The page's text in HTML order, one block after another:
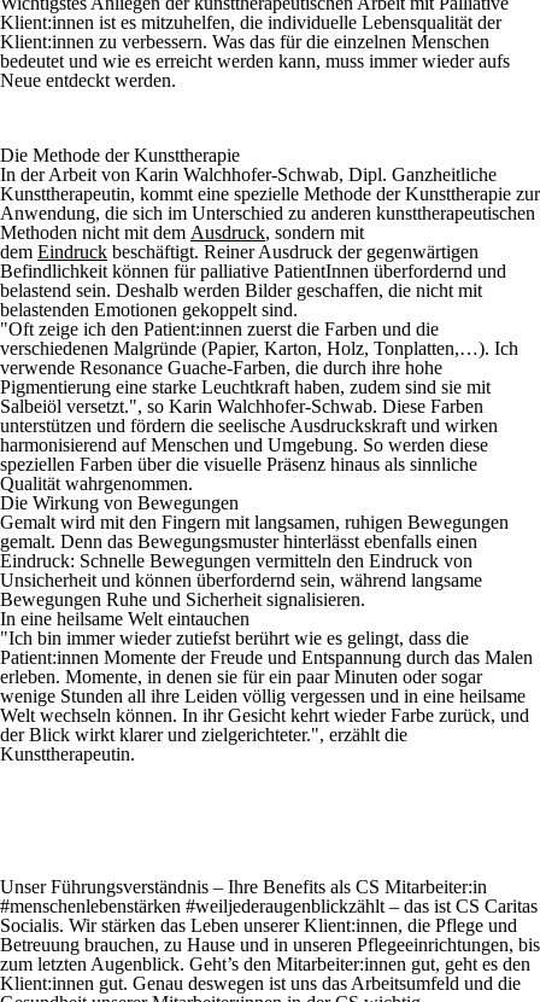
Klient:innen ist es mitzuhelfen, die individuelle Lebensqualität der
Klient:innen zu verbessern. Was das für die einzelnen Menschen
bedeutet und wie es erreicht werden kann, muss immer wieder aufs
Neue entdeckt werden.
Die Methode der Kunsttherapie
In der Arbeit von Karin Walchhofer-Schwab, Dipl. Ganzheitliche
Kunsttherapeutin, kommt eine spezielle Methode der Kunsttherapie zur
Anwendung, die sich im Unterschied zu anderen kunsttherapeutischen
Methoden nicht mit dem Ausdruck, sondern mit
dem Eindruck beschäftigt. Reiner Ausdruck der gegenwärtigen
Befindlichkeit können für palliative PatientInnen überfordernd und
belastend sein. Deshalb werden Bilder geschaffen, die nicht mit
belastenden Emotionen gekoppelt sind.
"Oft zeige ich den Patient:innen zuerst die Farben und die
verschiedenen Malgründe (Papier, Karton, Holz, Tonplatten,…). Ich
verwende Resonance Guache-Farben, die durch ihre hohe
Pigmentierung eine starke Leuchtkraft haben, zudem sind sie mit
Salbeiöl versetzt.", so Karin Walchhofer-Schwab. Diese Farben
unterstützen und fördern die seelische Ausdruckskraft und wirken
harmonisierend auf Menschen und Umgebung. So werden diese
speziellen Farben über die visuelle Präsenz hinaus als sinnliche
Qualität wahrgenommen.
Die Wirkung von Bewegungen
Gemalt wird mit den Fingern mit langsamen, ruhigen Bewegungen
gemalt. Denn das Bewegungsmuster hinterlässt ebenfalls einen
Eindruck: Schnelle Bewegungen vermitteln den Eindruck von
Unsicherheit und können überfordernd sein, während langsame
Bewegungen Ruhe und Sicherheit signalisieren.
In eine heilsame Welt eintauchen
"Ich bin immer wieder zutiefst berührt wie es gelingt, dass die
Patient:innen Momente der Freude und Entspannung durch das Malen
erleben. Momente, in denen sie für ein paar Minuten oder sogar
wenige Stunden all ihre Leiden völlig vergessen und in eine heilsame
Welt wechseln können. In ihr Gesicht kehrt wieder Farbe zurück, und
der Blick wirkt klarer und zielgerichteter.", erzählt die
Kunsttherapeutin.
Unser Führungsverständnis – Ihre Benefits als CS Mitarbeiter:in
#menschenlebenstärken #weiljederaugenblickzählt – das ist CS Caritas
Socialis. Wir stärken das Leben unserer Klient:innen, die Pflege und
Betreuung brauchen, zu Hause und in unseren Pflegeeinrichtungen, bis
zum letzten Augenblick. Geht’s den Mitarbeiter:innen gut, geht es den
Klient:innen gut. Genau deswegen ist uns das Arbeitsumfeld und die